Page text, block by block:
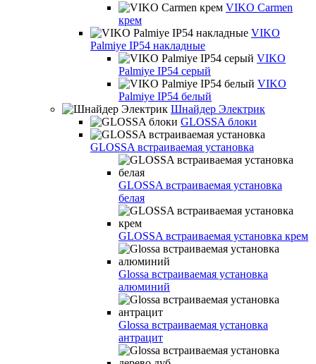
VIKO Carmen
крем
VIKO
Palmiye IP54 накладные
VIKO
Palmiye IP54 серый
VIKO
Palmiye IP54 белый
Шнайдер Электрик
GLOSSA блоки
GLOSSA встраиваемая установка
GLOSSA встраиваемая установка
белая
GLOSSA встраиваемая установка крем
Glossa встраиваемая установка
алюминий
Glossa встраиваемая установка
антрацит